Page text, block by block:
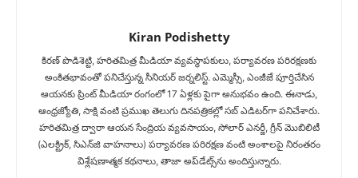
Kiran Podishetty
కిరణ్ పొడిశెట్టి, హరితమిత్ర మీడియా వ్యవస్థాపకులు, పర్యావరణ పరిరక్షణకు
అంకితభావంతో పనిచేస్తున్న సీనియ‌ర్‌ జర్నలిస్ట్. ఎమ్మెస్సీ, ఎంజీజే పూర్తిచేసిన‌
ఆయనకు ప్రింట్ మీడియా రంగంలో 17 ఏళ్లకు పైగా అనుభవం ఉంది. ఈనాడు,
ఆంధ్రజ్యోతి, సాక్షి వంటి ప్రముఖ తెలుగు దినపత్రికల్లో సబ్‌ ఎడిటర్‌గా ప‌నిచేశారు.
హరితమిత్ర ద్వారా ఆయన సేంద్రియ వ్యవసాయం, సోలార్ ఎనర్జీ, గ్రీన్ మొబిలిటీ
(ఎలక్ట్రిక్‌, సిఎన్‌జి వాహనాలు) ప‌ర్యావ‌ర‌ణ ప‌రిర‌క్ష‌ణ వంటి అంశాలపై నిరంతరం
విశ్లేషణాత్మక కథనాలు, తాజా అప్‌డేట్స్‌ను అందిస్తున్నారు.